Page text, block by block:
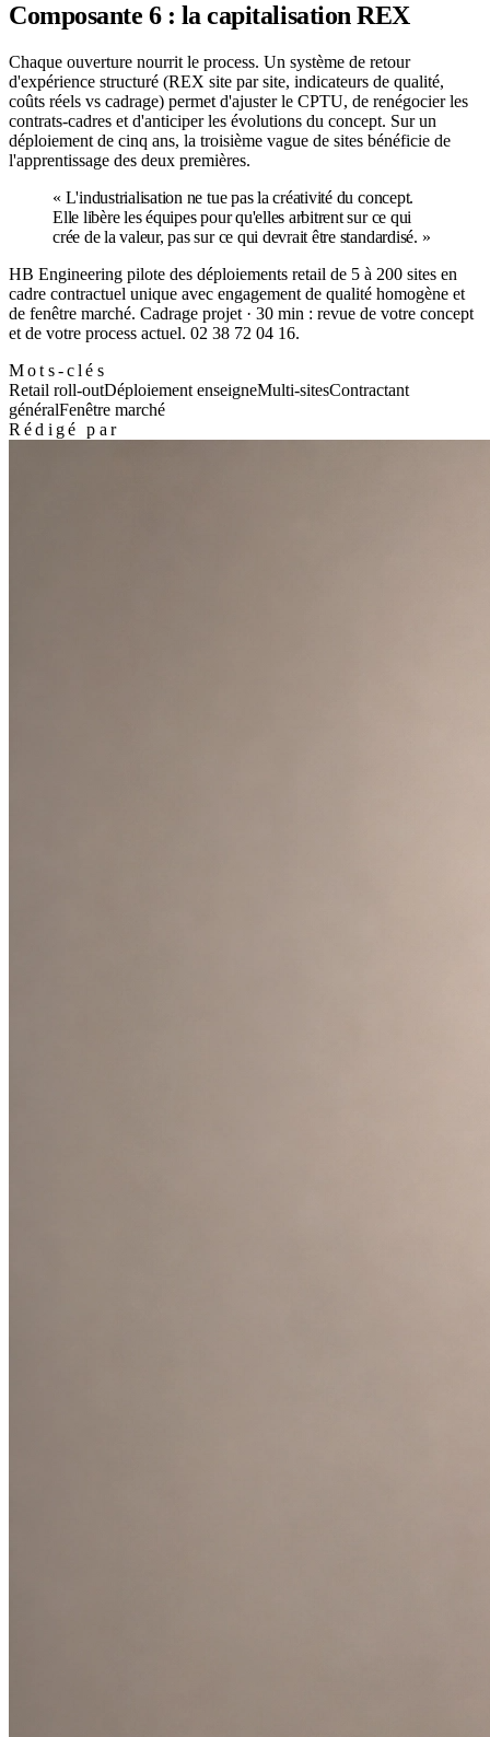
Composante 6 : la capitalisation REX
Chaque ouverture nourrit le process. Un système de retour
d'expérience structuré (REX site par site, indicateurs de qualité,
coûts réels vs cadrage) permet d'ajuster le CPTU, de renégocier les
contrats-cadres et d'anticiper les évolutions du concept. Sur un
déploiement de cinq ans, la troisième vague de sites bénéficie de
l'apprentissage des deux premières.
« L'industrialisation ne tue pas la créativité du concept.
Elle libère les équipes pour qu'elles arbitrent sur ce qui
crée de la valeur, pas sur ce qui devrait être standardisé. »
HB Engineering pilote des déploiements retail de 5 à 200 sites en
cadre contractuel unique avec engagement de qualité homogène et
de fenêtre marché. Cadrage projet · 30 min : revue de votre concept
et de votre process actuel. 02 38 72 04 16.
Mots-clés
Retail roll-outDéploiement enseigneMulti-sitesContractant
généralFenêtre marché
Rédigé par